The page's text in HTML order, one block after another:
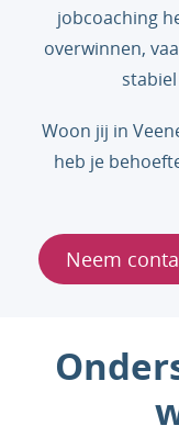
jobcoaching
overwinnen,
Woon jij in
heb je
Neem